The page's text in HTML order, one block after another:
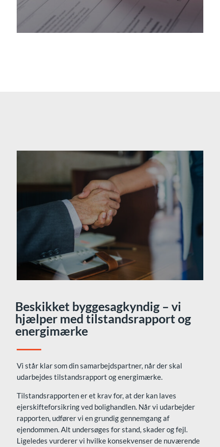
Beskikket byggesagkyndig – vi
hjælper med tilstandsrapport og
energimærke
Vi står klar som din samarbejdspartner, når der skal
udarbejdes tilstandsrapport og energimærke.
Tilstandsrapporten er et krav for, at der kan laves
ejerskifteforsikring ved bolighandlen. Når vi udarbejder
rapporten, udfører vi en grundig gennemgang af
ejendommen. Alt undersøges for stand, skader og fejl.
Ligeledes vurderer vi hvilke konsekvenser de nuværende